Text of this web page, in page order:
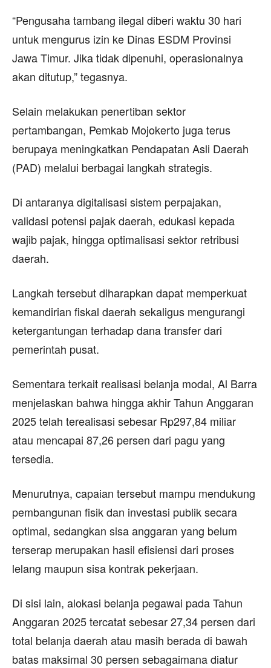
“Pengusaha tambang ilegal diberi waktu 30 hari
untuk mengurus izin ke Dinas ESDM Provinsi
Jawa Timur. Jika tidak dipenuhi, operasionalnya
akan ditutup,” tegasnya.
Selain melakukan penertiban sektor
pertambangan, Pemkab Mojokerto juga terus
berupaya meningkatkan Pendapatan Asli Daerah
(PAD) melalui berbagai langkah strategis.
Di antaranya digitalisasi sistem perpajakan,
validasi potensi pajak daerah, edukasi kepada
wajib pajak, hingga optimalisasi sektor retribusi
daerah.
Langkah tersebut diharapkan dapat memperkuat
kemandirian fiskal daerah sekaligus mengurangi
ketergantungan terhadap dana transfer dari
pemerintah pusat.
Sementara terkait realisasi belanja modal, Al Barra
menjelaskan bahwa hingga akhir Tahun Anggaran
2025 telah terealisasi sebesar Rp297,84 miliar
atau mencapai 87,26 persen dari pagu yang
tersedia.
Menurutnya, capaian tersebut mampu mendukung
pembangunan fisik dan investasi publik secara
optimal, sedangkan sisa anggaran yang belum
terserap merupakan hasil efisiensi dari proses
lelang maupun sisa kontrak pekerjaan.
Di sisi lain, alokasi belanja pegawai pada Tahun
Anggaran 2025 tercatat sebesar 27,34 persen dari
total belanja daerah atau masih berada di bawah
batas maksimal 30 persen sebagaimana diatur